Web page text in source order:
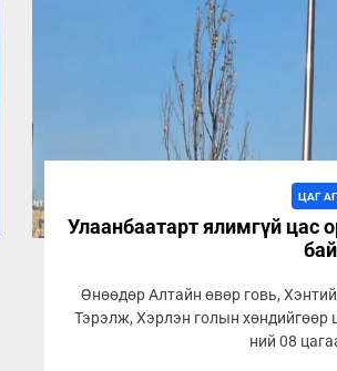
ЦАГ
Улаанбаатарт ялимгүй цас
Өнөөдөр Алтайн өвөр говь,
Тэрэлж, Хэрлэн голын
ний 08